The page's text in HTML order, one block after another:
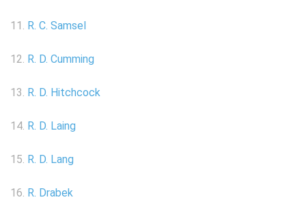
11. R. C. Samsel
12. R. D. Cumming
13. R. D. Hitchcock
14. R. D. Laing
15. R. D. Lang
16. R. Drabek